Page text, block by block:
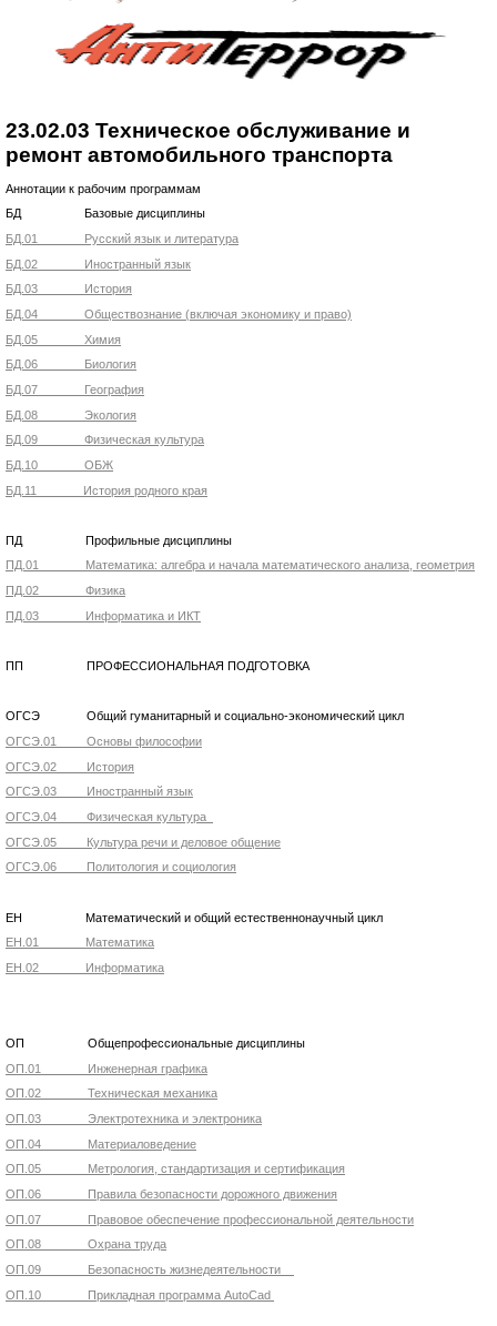
23.02.03 Техническое обслуживание и
ремонт автомобильного транспорта
Аннотации к рабочим программам
БД Базовые дисциплины
БД.01 Русский язык и литература
БД.02 Иностранный язык
БД.03 История
БД.04 Обществознание (включая экономику и право)
БД.05 Химия
БД.06 Биология
БД.07 География
БД.08 Экология
БД.09 Физическая культура
БД.10 ОБЖ
БД.11 История родного края
ПД Профильные дисциплины
ПД.01 Математика: алгебра и начала математического анализа, геометрия
ПД.02 Физика
ПД.03 Информатика и ИКТ
ПП ПРОФЕССИОНАЛЬНАЯ ПОДГОТОВКА
ОГСЭ Общий гуманитарный и социально-экономический цикл
ОГСЭ.01 Основы философии
ОГСЭ.02 История
ОГСЭ.03 Иностранный язык
ОГСЭ.04 Физическая культура
ОГСЭ.05 Культура речи и деловое общение
ОГСЭ.06 Политология и социология
ЕН Математический и общий естественнонаучный цикл
ЕН.01 Математика
ЕН.02 Информатика
ОП Общепрофессиональные дисциплины
ОП.01 Инженерная графика
ОП.02 Техническая механика
ОП.03 Электротехника и электроника
ОП.04 Материаловедение
ОП.05 Метрология, стандартизация и сертификация
ОП.06 Правила безопасности дорожного движения
ОП.07 Правовое обеспечение профессиональной деятельности
ОП.08 Охрана труда
ОП.09 Безопасность жизнедеятельности
ОП.10 Прикладная программа AutoCad